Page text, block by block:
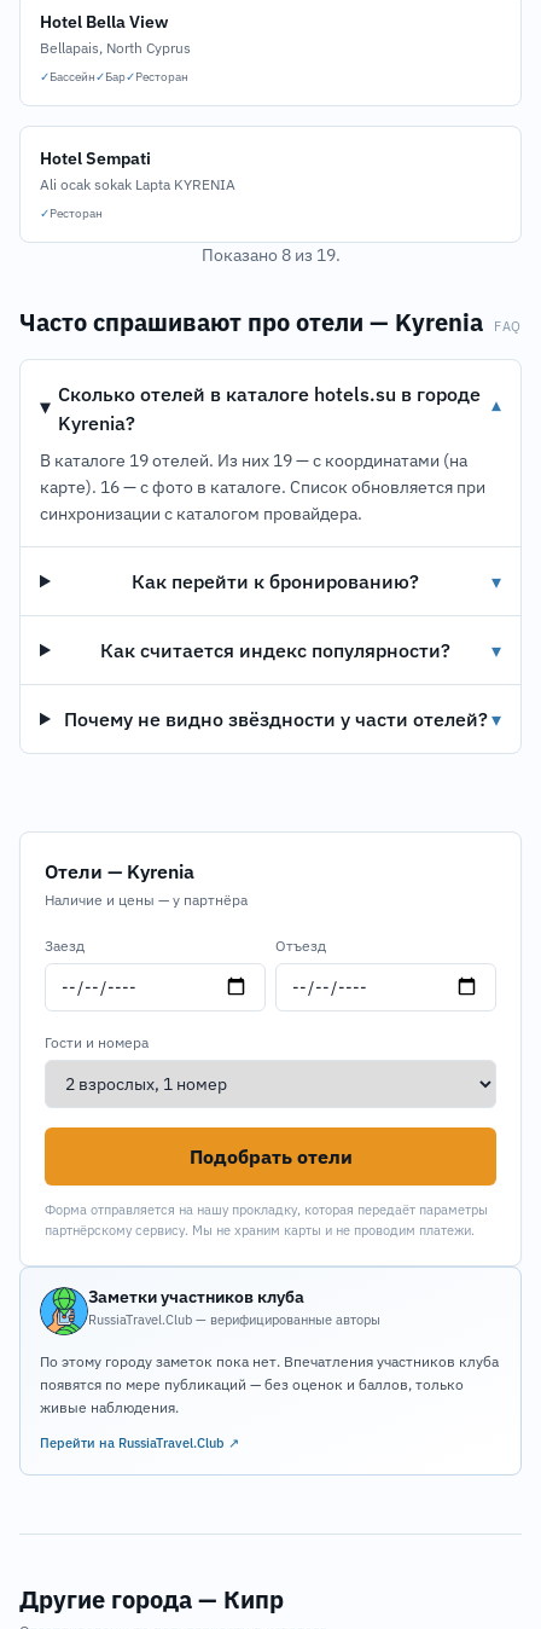
Hotel Bella View
Bellapais, North Cyprus
✓Бассейн✓Бар✓Ресторан
Hotel Sempati
Ali ocak sokak Lapta KYRENIA
✓Ресторан
Показано 8 из 19.
Часто спрашивают про отели — Kyrenia FAQ
Сколько отелей в каталоге hotels.su в городе
Kyrenia?
▾
В каталоге 19 отелей. Из них 19 — с координатами (на
карте). 16 — с фото в каталоге. Список обновляется при
синхронизации с каталогом провайдера.
Как перейти к бронированию? ▾
Как считается индекс популярности? ▾
Почему не видно звёздности у части отелей?▾
Отели — Kyrenia
Наличие и цены — у партнёра
Заезд Отъезд
Гости и номера
Подобрать отели
Форма отправляется на нашу прокладку, которая передаёт параметры
партнёрскому сервису. Мы не храним карты и не проводим платежи.
Заметки участников клуба
RussiaTravel.Club — верифицированные авторы
По этому городу заметок пока нет. Впечатления участников клуба
появятся по мере публикаций — без оценок и баллов, только
живые наблюдения.
Перейти на RussiaTravel.Club ↗
Другие города — Кипр